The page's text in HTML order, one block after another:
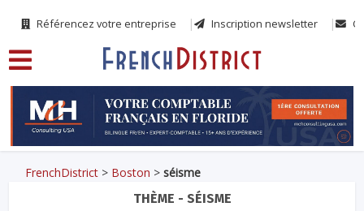
Référencez votre entreprise Inscription newsletter
FrenchDistrict > Boston >séisme
THÈME - SÉISME